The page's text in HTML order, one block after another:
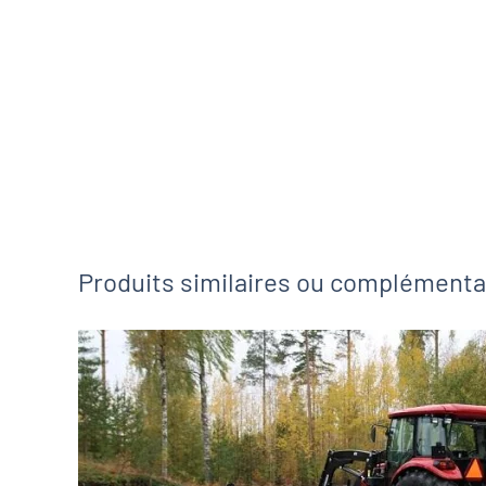
Produits similaires ou